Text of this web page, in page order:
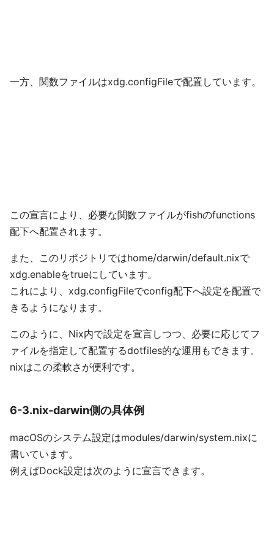
一方、関数ファイルはxdg.configFileで配置しています。
この宣言により、必要な関数ファイルがfishのfunctions
配下へ配置されます。
また、このリポジトリではhome/darwin/default.nixで
xdg.enableをtrueにしています。
これにより、xdg.configFileでconfig配下へ設定を配置で
きるようになります。
このように、Nix内で設定を宣言しつつ、必要に応じてフ
ァイルを指定して配置するdotfiles的な運用もできます。
nixはこの柔軟さが便利です。
6-3.nix-darwin側の具体例
macOSのシステム設定はmodules/darwin/system.nixに
書いています。
例えばDock設定は次のように宣言できます。